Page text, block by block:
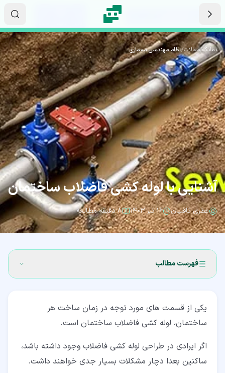
نماتک/مقالات/نظام مهندسی معماری
آشنایی با لوله کشی فاضلاب ساختمان
عطری ثاقبیان ۱۶ تیر ۱۴۰۳ ۸ دقیقه مطالعه
فهرست مطالب
۲‏- ضرورت استفاده از لوله کشی فاضلاب ساختمان برای دفع
پسماندها
۳‏- نکات مهم در لوله کشی فاضلاب ساختمان
یکی از قسمت های مورد توجه در زمان ساخت هر
ساختمان، لوله کشی فاضلاب ساختمان است.
اگر ایرادی در طراحی لوله کشی فاضلاب وجود داشته باشد،
ساکنین بعدا دچار مشکلات بسیار جدی خواهند داشت.